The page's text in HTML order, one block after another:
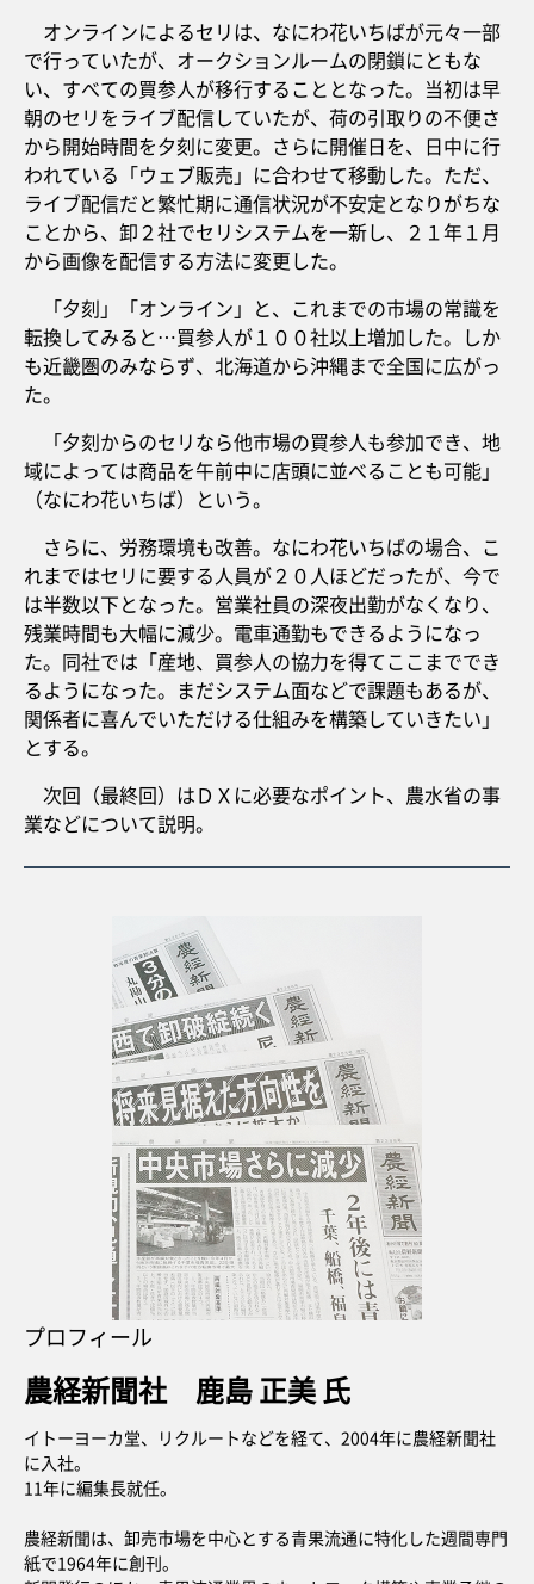
オンラインによるセリは、なにわ花いちばが元々一部
で行っていたが、オークションルームの閉鎖にともな
い、すべての買参人が移行することとなった。当初は早
朝のセリをライブ配信していたが、荷の引取りの不便さ
から開始時間を夕刻に変更。さらに開催日を、日中に行
われている「ウェブ販売」に合わせて移動した。ただ、
ライブ配信だと繁忙期に通信状況が不安定となりがちな
ことから、卸２社でセリシステムを一新し、２１年１月
から画像を配信する方法に変更した。
「夕刻」「オンライン」と、これまでの市場の常識を
転換してみると…買参人が１００社以上増加した。しか
も近畿圏のみならず、北海道から沖縄まで全国に広がっ
た。
「夕刻からのセリなら他市場の買参人も参加でき、地
域によっては商品を午前中に店頭に並べることも可能」
（なにわ花いちば）という。
さらに、労務環境も改善。なにわ花いちばの場合、こ
れまではセリに要する人員が２０人ほどだったが、今で
は半数以下となった。営業社員の深夜出勤がなくなり、
残業時間も大幅に減少。電車通勤もできるようになっ
た。同社では「産地、買参人の協力を得てここまででき
るようになった。まだシステム面などで課題もあるが、
関係者に喜んでいただける仕組みを構築していきたい」
とする。
次回（最終回）はＤＸに必要なポイント、農水省の事
業などについて説明。
プロフィール
農経新聞社 鹿島 正美 氏
イトーヨーカ堂、リクルートなどを経て、2004年に農経新聞社
に入社。
11年に編集長就任。
農経新聞は、卸売市場を中心とする青果流通に特化した週間専門
紙で1964年に創刊。